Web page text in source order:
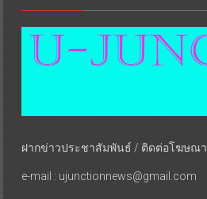
ฝากข่าวประชาสัมพันธ์ / ติดต่อโฆษณา
e-mail : ujunctionnews@gmail.com